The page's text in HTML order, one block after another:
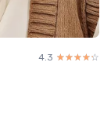
4.3 ☆☆☆☆☆
★★★★★